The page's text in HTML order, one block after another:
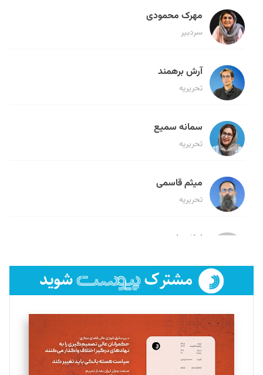
مهرک محمودی
سردبیر
آرش برهمند
تحریریه
سمانه سمیع
تحریریه
میثم قاسمی
تحریریه
لیلا حنارود
فائزه فتحی رستمی
تحریریه
سروش کرمیان
تحریریه